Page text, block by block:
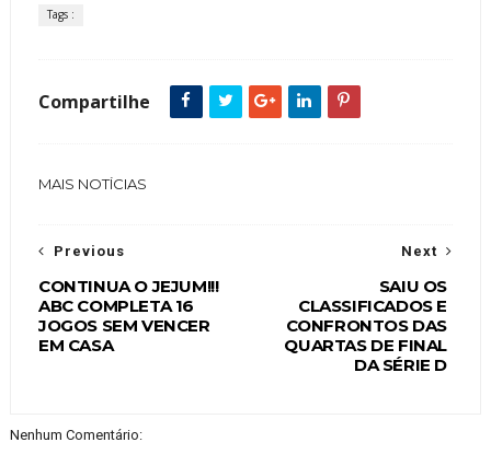
Tags :
Compartilhe
MAIS NOTÍCIAS
Next
SAIU OS
CLASSIFICADOS E
CONFRONTOS DAS
QUARTAS DE FINAL
DA SÉRIE D
Previous
CONTINUA O JEJUM!!!
ABC COMPLETA 16
JOGOS SEM VENCER
EM CASA
Nenhum Comentário: